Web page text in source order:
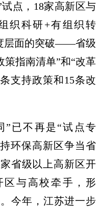
点，18家高新区与
织科研+有组织转
层面的突破——省级
指南清单”和“改革
支持政策和15条改
”已不再是“试点专
环保高新区争当省
省级以上高新区开
区与高校牵手，形
今年，江苏进一步